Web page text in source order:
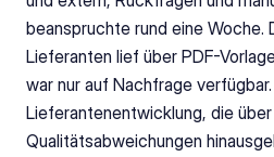
beanspruchte rund eine Woche.
Lieferanten lief über PDF-
war nur auf Nachfrage
Lieferantenentwicklung, die
Qualitätsabweichungen